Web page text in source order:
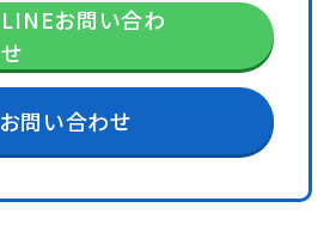
LINEお問い合わ
せ
お問い合わせ